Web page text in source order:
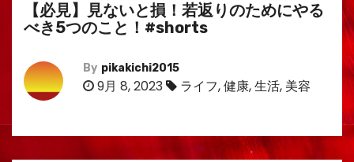
【必見】見ないと損！若返りのためにやる
べき5つのこと！#shorts
By pikakichi2015
9月 8, 2023 ライフ,健康,生活, 美容